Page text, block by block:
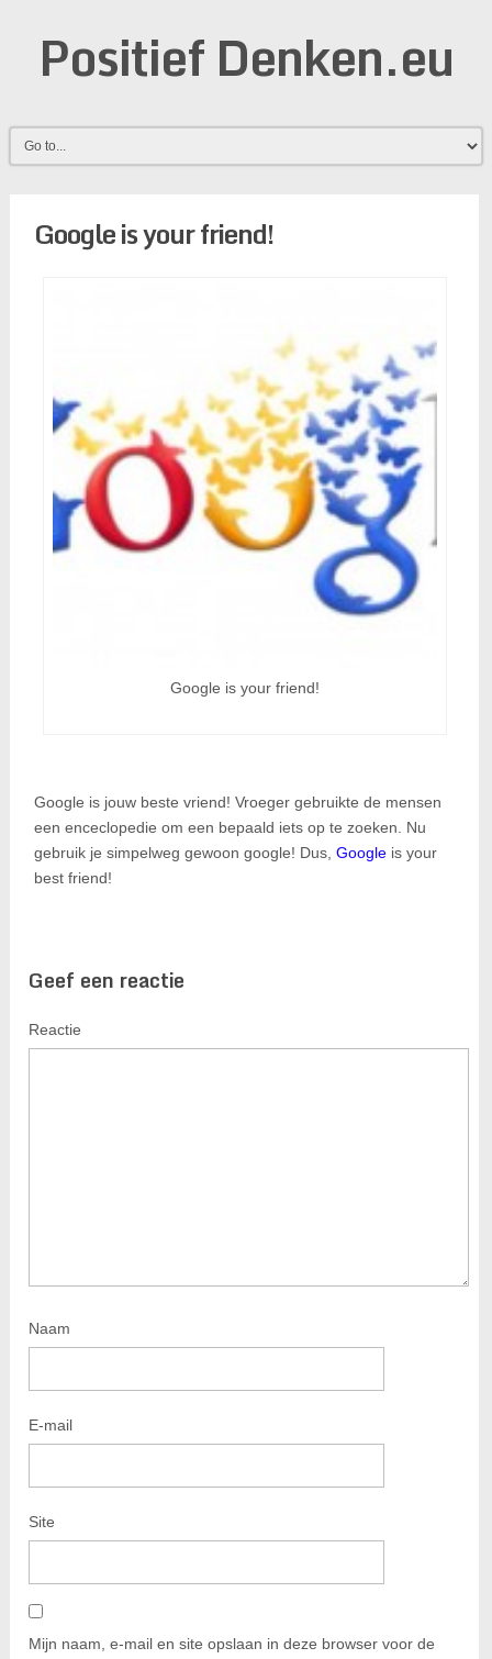
Positief Denken.eu
Google is your friend!
Google is your friend!
Google is jouw beste vriend! Vroeger gebruikte de mensen
een enceclopedie om een bepaald iets op te zoeken. Nu
gebruik je simpelweg gewoon google! Dus, Googleis your
best friend!
Geef een reactie
Reactie
Naam
E-mail
Site
Mijn naam, e-mail en site opslaan in deze browser voor de